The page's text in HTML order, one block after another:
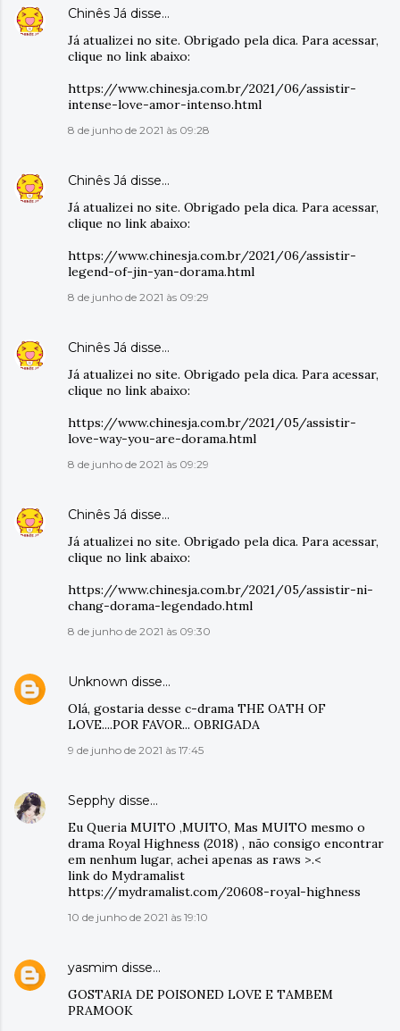
Chinês Já disse…
Já atualizei no site. Obrigado pela dica. Para acessar,
clique no link abaixo:
https://www.chinesja.com.br/2021/06/assistir-
intense-love-amor-intenso.html
8 de junho de 2021 às 09:28
Chinês Já disse…
Já atualizei no site. Obrigado pela dica. Para acessar,
clique no link abaixo:
https://www.chinesja.com.br/2021/06/assistir-
legend-of-jin-yan-dorama.html
8 de junho de 2021 às 09:29
Chinês Já disse…
Já atualizei no site. Obrigado pela dica. Para acessar,
clique no link abaixo:
https://www.chinesja.com.br/2021/05/assistir-
love-way-you-are-dorama.html
8 de junho de 2021 às 09:29
Chinês Já disse…
Já atualizei no site. Obrigado pela dica. Para acessar,
clique no link abaixo:
https://www.chinesja.com.br/2021/05/assistir-ni-
chang-dorama-legendado.html
8 de junho de 2021 às 09:30
Unknown disse…
Olá, gostaria desse c-drama THE OATH OF
LOVE....POR FAVOR... OBRIGADA
9 de junho de 2021 às 17:45
Sepphy disse…
Eu Queria MUITO ,MUITO, Mas MUITO mesmo o
drama Royal Highness (2018) , não consigo encontrar
em nenhum lugar, achei apenas as raws >.<
link do Mydramalist
https://mydramalist.com/20608-royal-highness
10 de junho de 2021 às 19:10
yasmim disse…
GOSTARIA DE POISONED LOVE E TAMBEM
PRAMOOK